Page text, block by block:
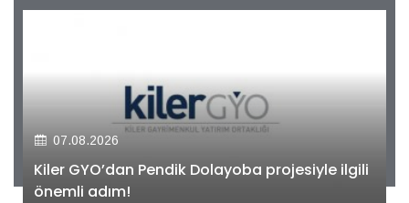
07.08.2026
Kiler GYO’dan Pendik Dolayoba projesiyle ilgili
önemli adım!